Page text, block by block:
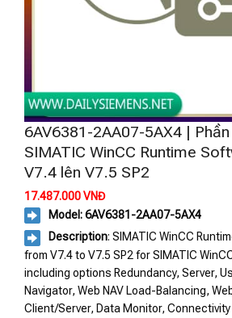
6AV6381-2AA07-5AX4 |
SIMATIC WinCC Runtime
V7.4 lên V7.5 SP2
17.487.000VNĐ
Model: 6AV6381-2AA07-5AX4
Description: SIMATIC WinCC
from V7.4 to V7.5 SP2 for SIMATIC
including options Redundancy, Server,
Navigator, Web NAV Load-Balancing,
Client/Server, Data Monitor,